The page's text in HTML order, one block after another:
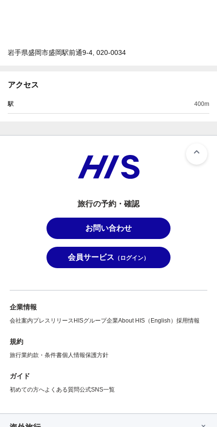
岩手県盛岡市盛岡駅前通9-4, 020-0034
アクセス
駅 400m
旅行の予約・確認
お問い合わせ
会員サービス （ログイン）
企業情報
会社案内プレスリリース HISグループ企業About HIS（English） 採用情報
規約
旅行業約款・条件書個人情報保護方針
ガイド
初めての方へよくある質問公式SNS一覧